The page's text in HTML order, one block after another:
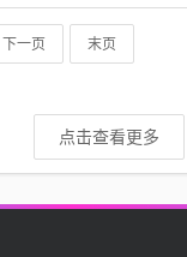
下一页 末页
点击查看更多